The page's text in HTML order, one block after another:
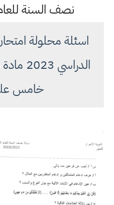
نصف السنة للعام
اسئلة محلولة
خامس